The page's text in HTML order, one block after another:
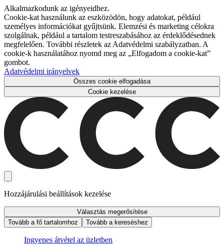
Alkalmazkodunk az igényeidhez.
Cookie-kat használunk az eszközödön, hogy adatokat, például
személyes információkat gyűjtsünk. Elemzési és marketing célokra
szolgálnak, például a tartalom testreszabásához az érdeklődésednek
megfelelően. További részletek az Adatvédelmi szabályzatban. A
cookie-k használatához nyomd meg az „Elfogadom a cookie-kat”
gombot.
Adatvédelmi irányelvek
Összes cookie elfogadása
Cookie kezelése
Hozzájárulási beállítások kezelése
Választás megerősítése
Tovább a fő tartalomhoz
Tovább a kereséshez
Ingyenes átvétel az üzletben